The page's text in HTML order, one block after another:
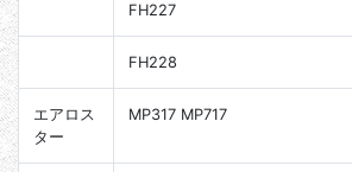
FH227
FH228
エアロス
ター
MP317 MP717